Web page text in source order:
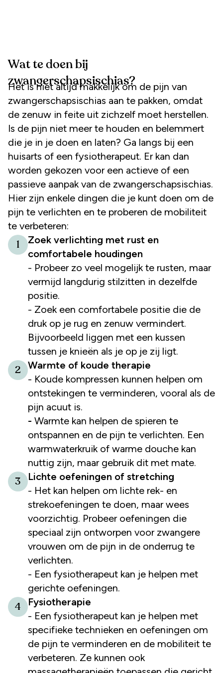
Wat te doen bij
zwangerschapsischias?
Het is niet altijd makkelijk om de pijn van
zwangerschapsischias aan te pakken, omdat
de zenuw in feite uit zichzelf moet herstellen.
Is de pijn niet meer te houden en belemmert
die je in je doen en laten? Ga langs bij een
huisarts of een fysiotherapeut. Er kan dan
worden gekozen voor een actieve of een
passieve aanpak van de zwangerschapsischias.
Hier zijn enkele dingen die je kunt doen om de
pijn te verlichten en te proberen de mobiliteit
te verbeteren:
1
Zoek verlichting met rust en
comfortabele houdingen
- Probeer zo veel mogelijk te rusten, maar
vermijd langdurig stilzitten in dezelfde
positie.
- Zoek een comfortabele positie die de
druk op je rug en zenuw vermindert.
Bijvoorbeeld liggen met een kussen
tussen je knieën als je op je zij ligt.
2
Warmte of koude therapie
- Koude kompressen kunnen helpen om
ontstekingen te verminderen, vooral als de
pijn acuut is.
- Warmte kan helpen de spieren te
ontspannen en de pijn te verlichten. Een
warmwaterkruik of warme douche kan
nuttig zijn, maar gebruik dit met mate.
3
Lichte oefeningen of stretching
- Het kan helpen om lichte rek- en
strekoefeningen te doen, maar wees
voorzichtig. Probeer oefeningen die
speciaal zijn ontworpen voor zwangere
vrouwen om de pijn in de onderrug te
verlichten.
- Een fysiotherapeut kan je helpen met
gerichte oefeningen.
4
Fysiotherapie
- Een fysiotherapeut kan je helpen met
specifieke technieken en oefeningen om
de pijn te verminderen en de mobiliteit te
verbeteren. Ze kunnen ook